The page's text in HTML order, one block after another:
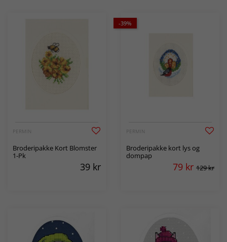
PERMIN
Broderipakke Kort Blomster
1-Pk
39 kr
-39%
PERMIN
Broderipakke kort lys og
dompap
79 kr 129 kr